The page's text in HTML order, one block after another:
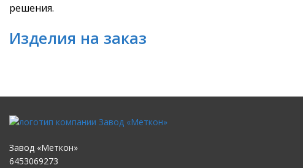
решения.
Изделия на заказ
Завод «Меткон»
6453069273